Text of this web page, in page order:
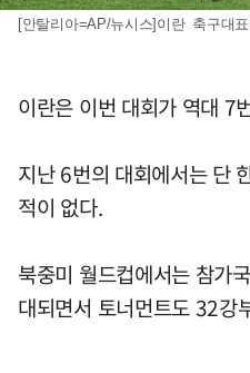
[안탈리아=AP/뉴시스]이란 축구대
이란은 이번 대회가 역대 7
지난 6번의 대회에서는 단
적이 없다.
북중미 월드컵에서는 참가
대되면서 토너먼트도 32강